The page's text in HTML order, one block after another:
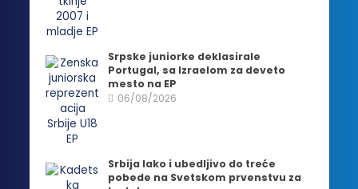
Srpske juniorke deklasirale
Portugal, sa Izraelom za deveto
mesto na EP
06/08/2026
Srbija lako i ubedljivo do treće
pobede na Svetskom prvenstvu za